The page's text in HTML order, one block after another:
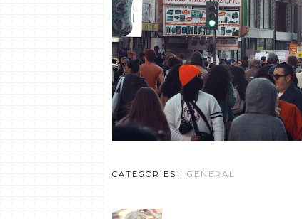
CATEGORIES | GENERAL